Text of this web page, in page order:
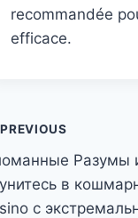
recommandée
efficace.
PREVIOUS
Разумы
в
с